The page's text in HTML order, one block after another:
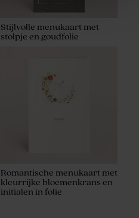
Stijlvolle menukaart met
stolpje en goudfolie
Romantische menukaart met
kleurrijke bloemenkrans en
initialen in folie